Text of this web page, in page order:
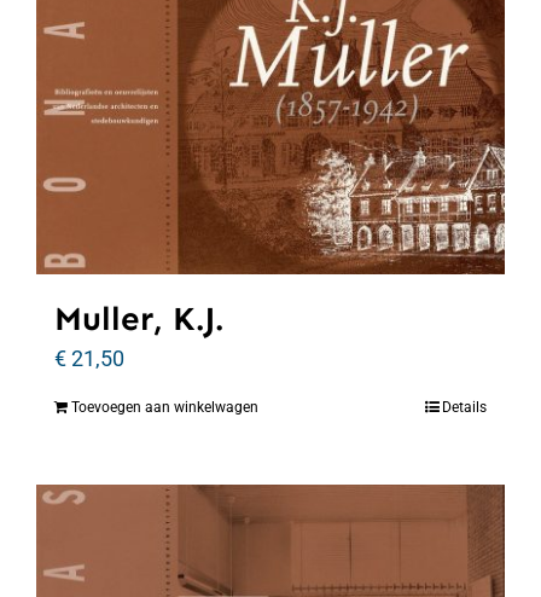
Muller, K.J.
€21,50
Toevoegen aan winkelwagen Details